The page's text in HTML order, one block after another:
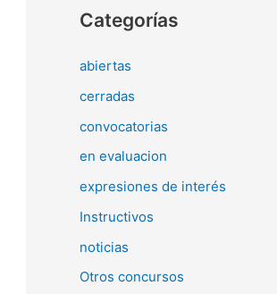
Categorías
abiertas
cerradas
convocatorias
en evaluacion
expresiones de interés
Instructivos
noticias
Otros concursos